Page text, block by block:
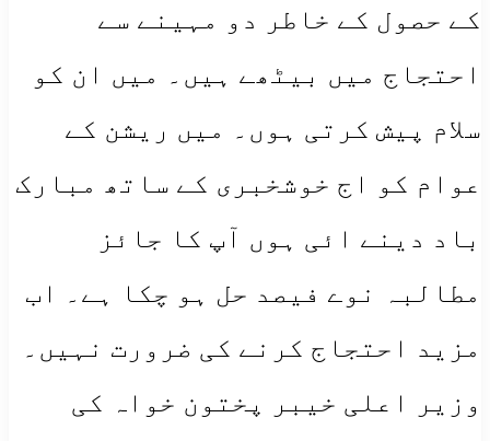
کے حصول کے خاطر دو مہینے سے
احتجاج میں بیٹھے ہیں۔ میں ان کو
سلام پیش کرتی ہوں۔ میں ریشن کے
عوام کو اج خوشخبری کے ساتھ مبارک
باد دینے ائی ہوں آپ کا جائز
مطالبہ نوے فیصد حل ہو چکا ہے۔ اب
مزید احتجاج کرنے کی ضرورت نہیں۔
وزیر اعلی خیبر پختون خواہ کی